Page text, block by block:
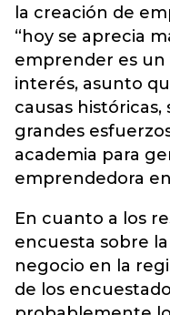
la creación de
“hoy se aprecia
emprender es un
interés, asunto
causas
grandes
academia para
emprendedora
En cuanto a los
encuesta sobre
negocio en la
de los